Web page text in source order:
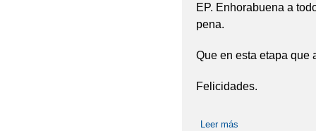
EP. Enhorabuena a
pena.
Que en esta etapa que
Felicidades.
Leer más